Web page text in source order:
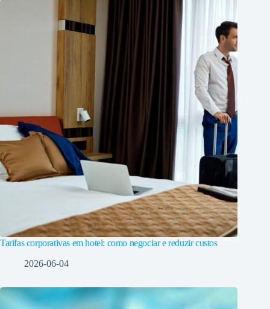
Tarifas corporativas em hotel: como negociar e reduzir custos
2026-06-04